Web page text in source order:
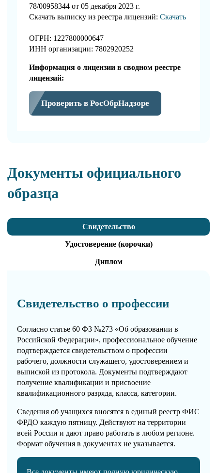
78/00958344 от 05 декабря 2023 г.
Скачать выписку из реестра лицензий: Скачать
ОГРН: 1227800000647
ИНН организации: 7802920252
Информация о лицензии в сводном реестре
лицензий:
Проверить в РосОбрНадзоре
Документы официального
образца
Свидетельство
Удостоверение (корочки)
Диплом
Свидетельство о профессии
Согласно статье 60 ФЗ №273 «Об образовании в
Российской Федерации», профессиональное обучение
подтверждается свидетельством о профессии
рабочего, должности служащего, удостоверением и
выпиской из протокола. Документы подтверждают
получение квалификации и присвоение
квалификационного разряда, класса, категории.
Сведения об учащихся вносятся в единый реестр ФИС
ФРДО каждую пятницу. Действуют на территории
всей России и дают право работать в любом регионе.
Формат обучения в документах не указывается.